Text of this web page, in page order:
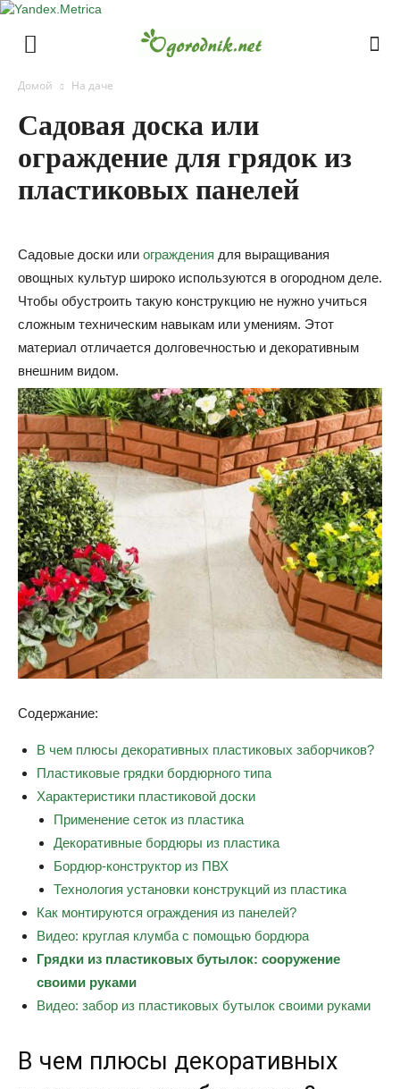
Домой На даче
Cадовая доска или
ограждение для грядок из
пластиковых панелей
Садовые доски или ограждения для выращивания
овощных культур широко используются в огородном деле.
Чтобы обустроить такую конструкцию не нужно учиться
сложным техническим навыкам или умениям. Этот
материал отличается долговечностью и декоративным
внешним видом.
Содержание:
В чем плюсы декоративных пластиковых заборчиков?
Пластиковые грядки бордюрного типа
Характеристики пластиковой доски
Применение сеток из пластика
Декоративные бордюры из пластика
Бордюр-конструктор из ПВХ
Технология установки конструкций из пластика
Как монтируются ограждения из панелей?
Видео: круглая клумба с помощью бордюра
Грядки из пластиковых бутылок: сооружение
своими руками
Видео: забор из пластиковых бутылок своими руками
В чем плюсы декоративных